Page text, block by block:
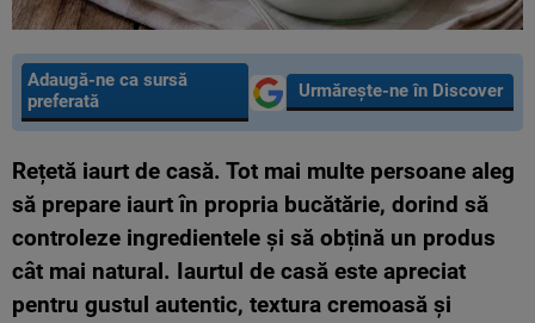
Adaugă-ne ca sursă
preferată
Urmărește-ne în Discover
Rețetă iaurt de casă. Tot mai multe persoane aleg
să prepare iaurt în propria bucătărie, dorind să
controleze ingredientele și să obțină un produs
cât mai natural. Iaurtul de casă este apreciat
pentru gustul autentic, textura cremoasă și